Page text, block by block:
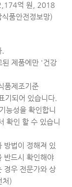
억 원, 2018
품안전정보망)
된 제품에만 '건강
품제조기준
되어 있습니다.
능성을 확인합니
확인 할 수 있습니
방법이 정해져 있
반드시 확인해야
경우 전문가와 상
처)